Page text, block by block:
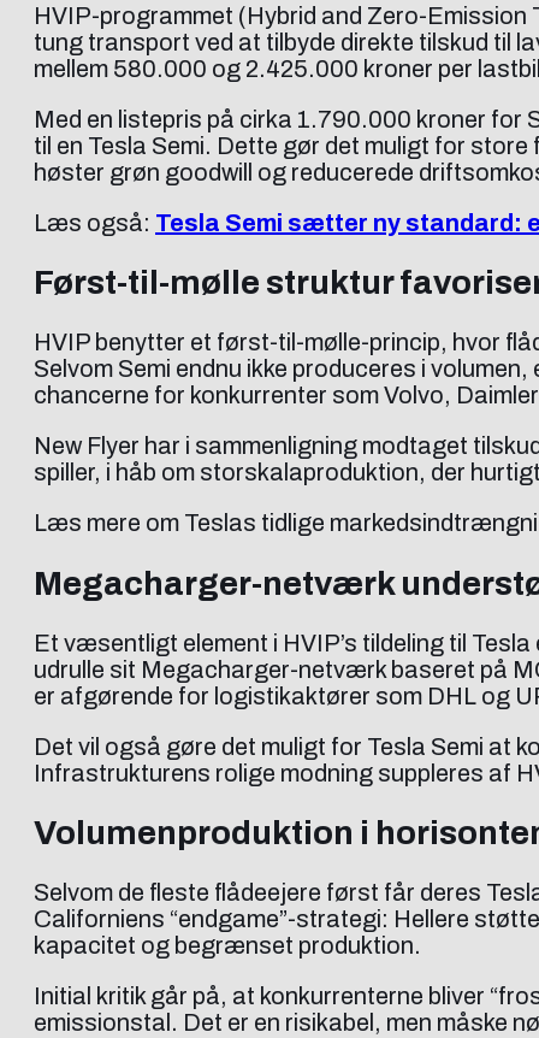
HVIP-programmet (Hybrid and Zero-
tung transport ved at tilbyde direkte tilskud til
mellem 580.000 og 2.425.000 kroner per
Med en listepris på cirka 1.790.000 kroner
til en Tesla Semi. Dette gør det muligt for
høster grøn goodwill og reducerede
Læs også: Tesla Semi sætter ny standard:
Først-til-mølle struktur
HVIP benytter et først-til-mølle-princip, hvor
Selvom Semi endnu ikke produceres i
chancerne for konkurrenter som Volvo,
New Flyer har i sammenligning modtaget
spiller, i håb om storskalaproduktion, der
Læs mere om Teslas tidlige
Megacharger-netværk
Et væsentligt element i HVIP’s tildeling til
udrulle sit Megacharger-netværk baseret på
er afgørende for logistikaktører som DHL og
Det vil også gøre det muligt for Tesla Semi at
Infrastrukturens rolige modning suppleres af
Volumenproduktion i
Selvom de fleste flådeejere først får deres
Californiens “endgame”-strategi: Hellere
kapacitet og begrænset produktion.
Initial kritik går på, at konkurrenterne bliver
emissionstal. Det er en risikabel, men måske